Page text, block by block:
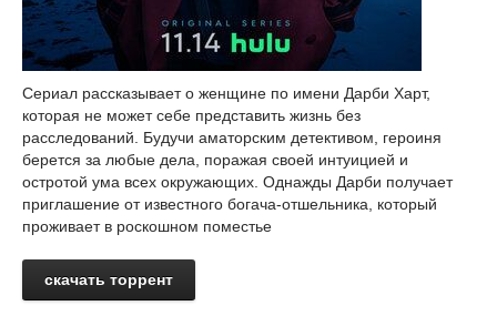
Сериал рассказывает о женщине по имени Дарби Харт,
которая не может себе представить жизнь без
расследований. Будучи аматорским детективом, героиня
берется за любые дела, поражая своей интуицией и
остротой ума всех окружающих. Однажды Дарби получает
приглашение от известного богача-отшельника, который
проживает в роскошном поместье
скачать торрент